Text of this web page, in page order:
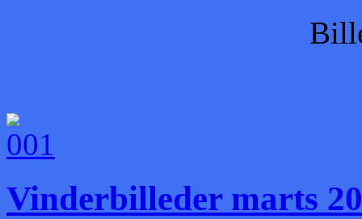
Vinderbilleder marts